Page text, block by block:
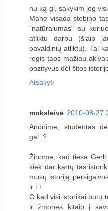
nu ką gi, sakykim jog
Mane visada stebino
"natūralumas" su
atliktu darbu (šiaip
pavaldinių atliktu). Tai
regis taps mažiau
pozityvus dėl šitos
Atsakyti
moksleivė 2010-08-27
Anonime, studentas
gal..?
Žinome, kad tiesa
kiek dar kartų tas
mūsų istoriją
ir t.t.
O kad visi istorikai būtų
ir žmonės kitaip į